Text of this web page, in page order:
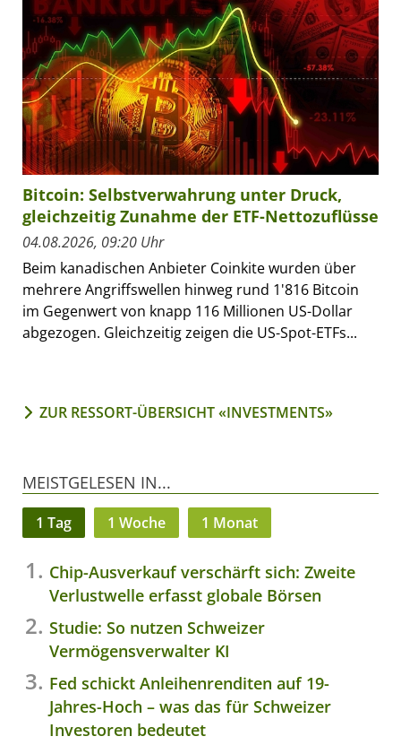
Bitcoin: Selbstverwahrung unter Druck,
gleichzeitig Zunahme der ETF-Nettozuflüsse
04.08.2026, 09:20 Uhr
Beim kanadischen Anbieter Coinkite wurden über
mehrere Angriffswellen hinweg rund 1'816 Bitcoin
im Gegenwert von knapp 116 Millionen US-Dollar
abgezogen. Gleichzeitig zeigen die US-Spot-ETFs...
ZUR RESSORT-ÜBERSICHT «INVESTMENTS»
MEISTGELESEN IN...
1 Tag 1 Woche 1 Monat
Chip-Ausverkauf verschärft sich: Zweite
Verlustwelle erfasst globale Börsen
Studie: So nutzen Schweizer
Vermögensverwalter KI
Fed schickt Anleihenrenditen auf 19-
Jahres-Hoch – was das für Schweizer
Investoren bedeutet